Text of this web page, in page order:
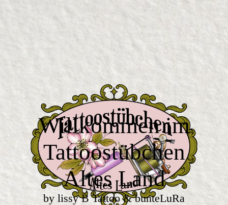
Willkommen im
Tattoostübchen
Altes Land
by lissy B Tattoo & bunteLuRa